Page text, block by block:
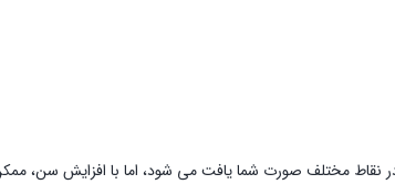
نقاط مختلف صورت شما یافت می شود، اما با افزایش سن،